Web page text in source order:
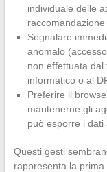
individuale delle
raccomandazione
Segnalare
anomalo
non effettuata dal
informatico o al
Preferire il
mantenerne gli
può esporre i dati
Questi gesti
rappresenta la